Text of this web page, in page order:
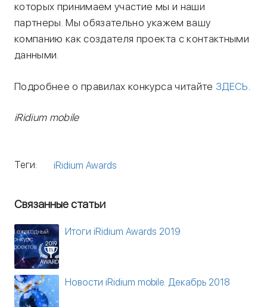
которых принимаем участие мы и наши
партнеры. Мы обязательно укажем вашу
компанию как создателя проекта с контактными
данными.
Подробнее о правилах конкурса читайте ЗДЕСЬ
iRidium mobile
Теги: iRidium Awards
Связанные статьи
Итоги iRidium Awards 2019
Новости iRidium mobile. Декабрь 2018